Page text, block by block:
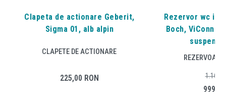
Clapeta de actionare Geberit,
Sigma 01, alb alpin
CLAPETE DE ACTIONARE
225,00 RON
Rezervor wc
Boch,